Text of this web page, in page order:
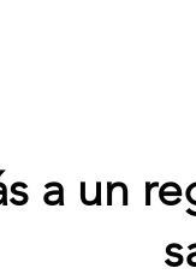
a un